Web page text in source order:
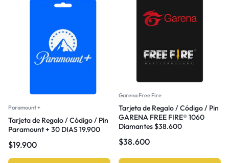
Paramount +
Tarjeta de Regalo / Código / Pin
Paramount + 30 DIAS 19.900
$19.900
Garena Free Fire
Tarjeta de Regalo / Código / Pin
GARENA FREE FIRE® 1060
Diamantes $38.600
$38.600